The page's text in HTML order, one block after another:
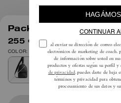
Pack Charter En Lona
255 € 425 €
COLOR: Carbón